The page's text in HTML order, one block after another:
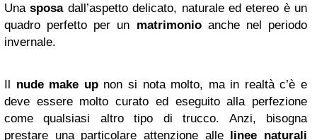
Unasposadall’aspetto delicato, naturale ed etereo è un
quadro perfetto per un matrimonioanche nel periodo
invernale.
Il nude make upnon si nota molto, ma in realtà c’è e
deve essere molto curato ed eseguito alla perfezione
come qualsiasi altro tipo di trucco. Anzi, bisogna
prestare una particolare attenzione alle linee naturali